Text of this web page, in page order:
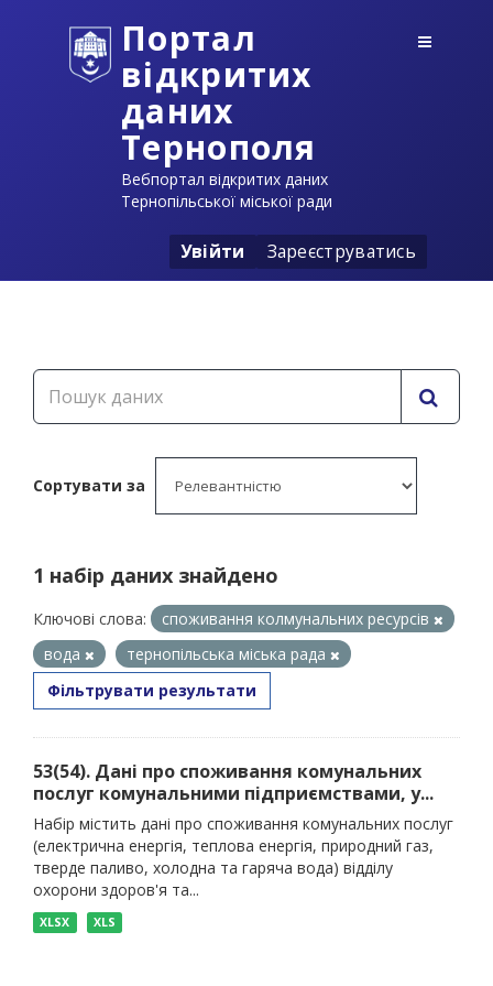
Портал
відкритих
даних
Тернополя
Вебпортал відкритих даних
Тернопільської міської ради
Увійти Зареєструватись
Сортувати за
1 набір даних знайдено
Ключові слова:
споживання колмунальних ресурсів
вода
тернопільська міська рада
Фільтрувати результати
53(54). Дані про споживання комунальних
послуг комунальними підприємствами, у...
Набір містить дані про споживання комунальних послуг
(електрична енергія, теплова енергія, природний газ,
тверде паливо, холодна та гаряча вода) відділу
охорони здоров'я та...
XLSX XLS